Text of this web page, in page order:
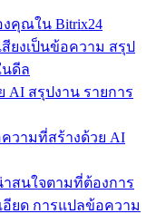
คุณใน Bitrix24
ยงเป็นข้อความ สรุป
ดีล
AI สรุปงาน รายการ
วามที่สร้างด้วย AI
าสนใจตามที่ต้องการ
ยด การแปลข้อความ